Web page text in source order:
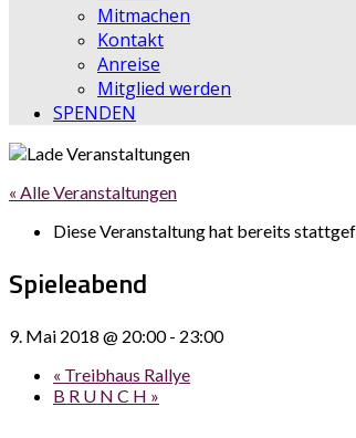
Mitmachen
Kontakt
Anreise
Mitglied werden
SPENDEN
« Alle Veranstaltungen
Diese Veranstaltung hat bereits
Spieleabend
9. Mai 2018 @ 20:00- 23:00
« Treibhaus Rallye
B R U N C H »